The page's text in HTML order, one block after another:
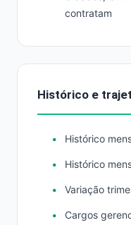
contratam
Histórico e
Histórico
Histórico
Variação
Cargos